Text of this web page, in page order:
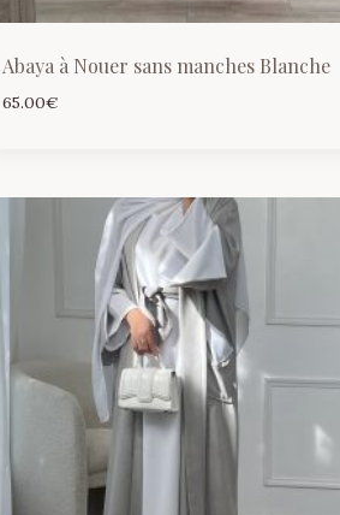
Abaya à Nouer sans manches Blanche
65.00€